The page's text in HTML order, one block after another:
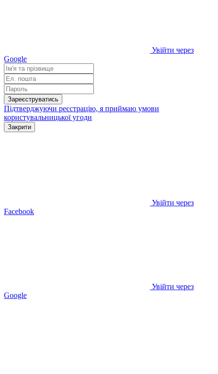
Увійти через
Google
Зареєструватись
Підтверджуючи реєстрацію, я приймаю умови
користувальницької угоди
Закрити
Увійти через
Facebook
Увійти через
Google